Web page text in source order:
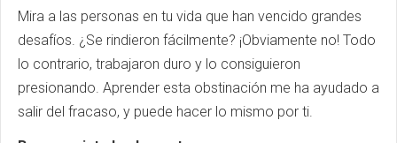
Mira a las personas en tu vida que han vencido grandes
desafíos. ¿Se rindieron fácilmente? ¡Obviamente no! Todo
lo contrario, trabajaron duro y lo consiguieron
presionando. Aprender esta obstinación me ha ayudado a
salir del fracaso, y puede hacer lo mismo por ti.